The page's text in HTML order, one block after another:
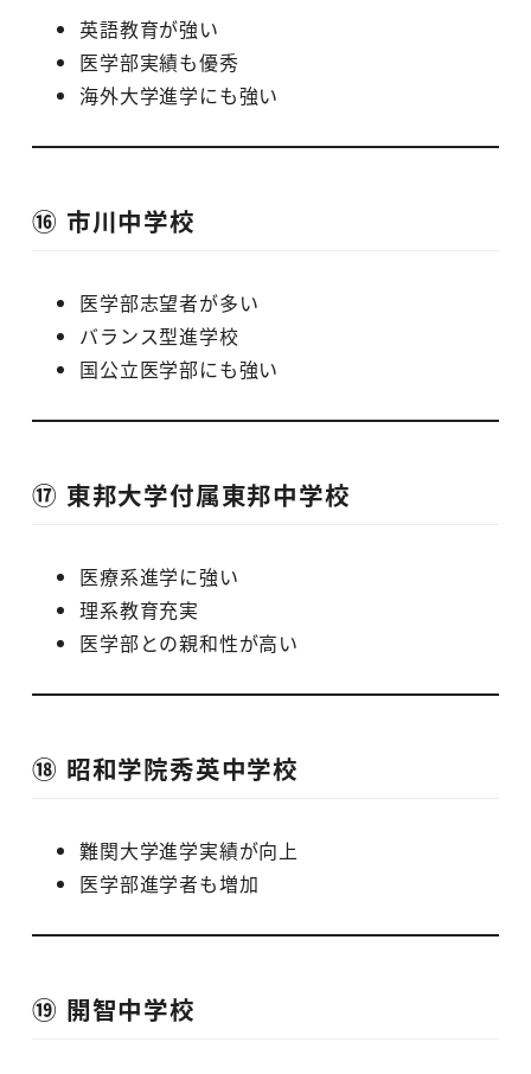
英語教育が強い
医学部実績も優秀
海外大学進学にも強い
⑯ 市川中学校
医学部志望者が多い
バランス型進学校
国公立医学部にも強い
⑰ 東邦大学付属東邦中学校
医療系進学に強い
理系教育充実
医学部との親和性が高い
⑱ 昭和学院秀英中学校
難関大学進学実績が向上
医学部進学者も増加
⑲ 開智中学校